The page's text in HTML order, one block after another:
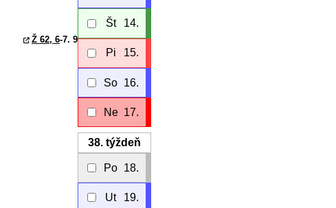
Ž 62, 6-7. 9
Št 14.
Pi 15.
So 16.
Ne 17.
38.týždeň
Po 18.
Ut 19.